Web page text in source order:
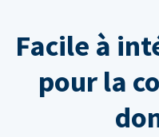
Facile à
pour la